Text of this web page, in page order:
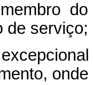
de serviço;